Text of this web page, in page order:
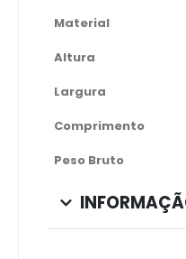
Material
Altura
Largura
Comprimento
Peso Bruto